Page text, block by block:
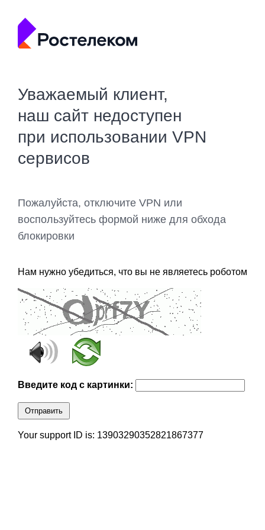
Уважаемый клиент,
наш сайт недоступен
при использовании VPN
сервисов
Пожалуйста, отключите VPN или
воспользуйтесь формой ниже для обхода
блокировки
Нам нужно убедиться, что вы не являетесь роботом
Введите код с картинки:
Отправить
Your support ID is: 13903290352821867377